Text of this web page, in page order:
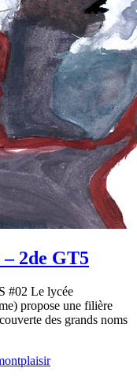
2de GT5
#02 Le lycée
propose une filière
des grands noms